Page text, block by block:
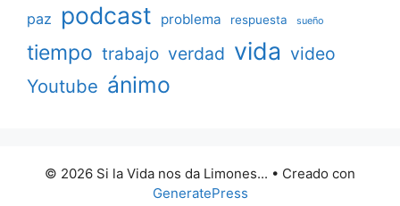
paz podcast problema respuesta sueño
tiempo trabajo verdad vida video
Youtube ánimo
© 2026 Si la Vida nos da Limones... • Creado con
GeneratePress